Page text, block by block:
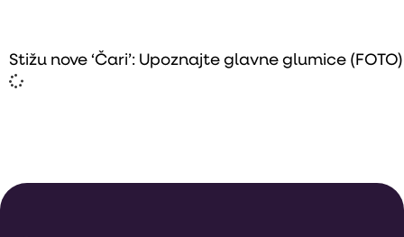
Stižu nove ‘Čari’: Upoznajte glavne glumice (FOTO)